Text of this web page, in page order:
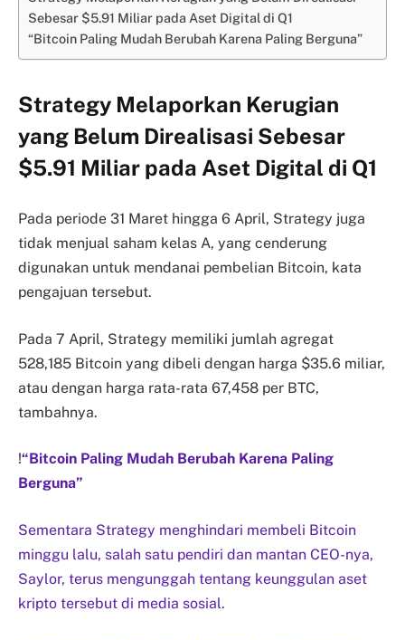
Sebesar $5.91 Miliar pada Aset Digital di Q1
“Bitcoin Paling Mudah Berubah Karena Paling Berguna”
Strategy Melaporkan Kerugian
yang Belum Direalisasi Sebesar
$5.91 Miliar pada Aset Digital di Q1
Pada periode 31 Maret hingga 6 April, Strategy juga
tidak menjual saham kelas A, yang cenderung
digunakan untuk mendanai pembelian Bitcoin, kata
pengajuan tersebut.
Pada 7 April, Strategy memiliki jumlah agregat
528,185 Bitcoin yang dibeli dengan harga $35.6 miliar,
atau dengan harga rata-rata 67,458 per BTC,
tambahnya.
!“Bitcoin Paling Mudah Berubah Karena Paling
Berguna”
Sementara Strategy menghindari membeli Bitcoin
minggu lalu, salah satu pendiri dan mantan CEO-nya,
Saylor, terus mengunggah tentang keunggulan aset
kripto tersebut di media sosial.